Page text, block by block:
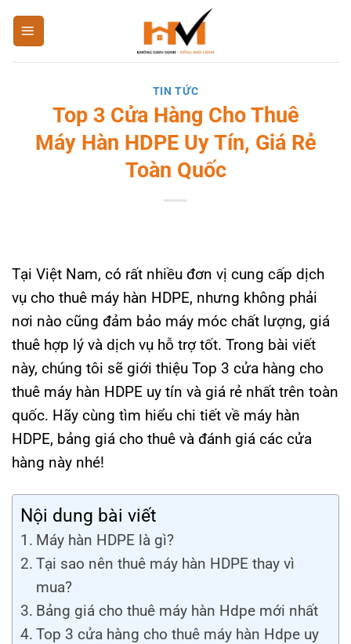
qua
nội
TIN TỨC
Top 3 Cửa Hàng Cho Thuê
Máy Hàn HDPE Uy Tín, Giá Rẻ
Toàn Quốc
Tại Việt Nam, có rất nhiều đơn vị cung cấp dịch
vụ cho thuê máy hàn HDPE, nhưng không phải
nơi nào cũng đảm bảo máy móc chất lượng, giá
thuê hợp lý và dịch vụ hỗ trợ tốt. Trong bài viết
này, chúng tôi sẽ giới thiệu Top 3 cửa hàng cho
thuê máy hàn HDPE uy tín và giá rẻ nhất trên toàn
quốc. Hãy cùng tìm hiểu chi tiết về máy hàn
HDPE, bảng giá cho thuê và đánh giá các cửa
hàng này nhé!
Nội dung bài viết
Máy hàn HDPE là gì?
Tại sao nên thuê máy hàn HDPE thay vì
mua?
Bảng giá cho thuê máy hàn Hdpe mới nhất
Top 3 cửa hàng cho thuê máy hàn Hdpe uy